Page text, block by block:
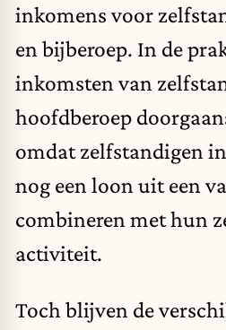
inkomens voor
en bijberoep. In de
inkomsten van
hoofdberoep
omdat zelfstandigen
nog een loon uit een
combineren met hun
activiteit.
Toch blijven de